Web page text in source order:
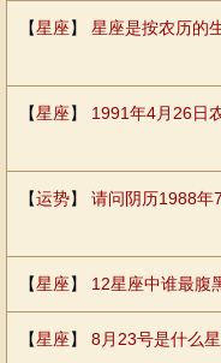
【星座】 星座是按农历的
【星座】 1991年4月26日
【运势】 请问阴历1988年
【星座】 12星座中谁最腹
【星座】 8月23号是什么